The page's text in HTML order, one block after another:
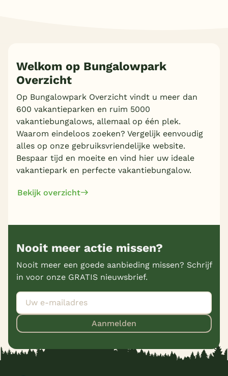
Welkom op Bungalowpark
Overzicht
Op Bungalowpark Overzicht vindt u meer dan
600 vakantieparken en ruim 5000
vakantiebungalows, allemaal op één plek.
Waarom eindeloos zoeken? Vergelijk eenvoudig
alles op onze gebruiksvriendelijke website.
Bespaar tijd en moeite en vind hier uw ideale
vakantiepark en perfecte vakantiebungalow.
Bekijk overzicht
Nooit meer actie missen?
Nooit meer een goede aanbieding missen? Schrijf
in voor onze GRATIS nieuwsbrief.
Aanmelden